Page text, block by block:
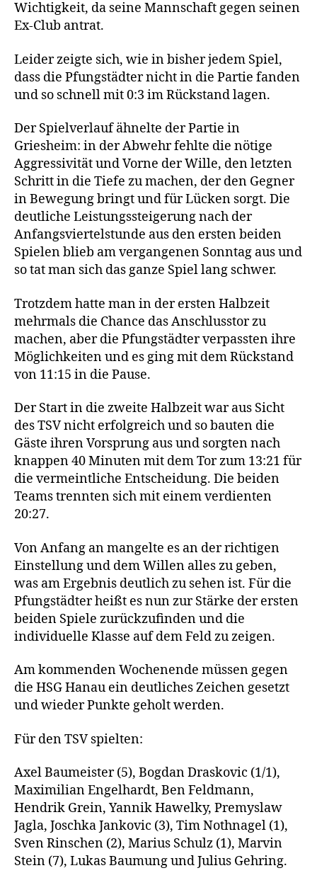
Wichtigkeit, da seine Mannschaft gegen seinen
Ex-Club antrat.
Leider zeigte sich, wie in bisher jedem Spiel,
dass die Pfungstädter nicht in die Partie fanden
und so schnell mit 0:3 im Rückstand lagen.
Der Spielverlauf ähnelte der Partie in
Griesheim: in der Abwehr fehlte die nötige
Aggressivität und Vorne der Wille, den letzten
Schritt in die Tiefe zu machen, der den Gegner
in Bewegung bringt und für Lücken sorgt. Die
deutliche Leistungssteigerung nach der
Anfangsviertelstunde aus den ersten beiden
Spielen blieb am vergangenen Sonntag aus und
so tat man sich das ganze Spiel lang schwer.
Trotzdem hatte man in der ersten Halbzeit
mehrmals die Chance das Anschlusstor zu
machen, aber die Pfungstädter verpassten ihre
Möglichkeiten und es ging mit dem Rückstand
von 11:15 in die Pause.
Der Start in die zweite Halbzeit war aus Sicht
des TSV nicht erfolgreich und so bauten die
Gäste ihren Vorsprung aus und sorgten nach
knappen 40 Minuten mit dem Tor zum 13:21 für
die vermeintliche Entscheidung. Die beiden
Teams trennten sich mit einem verdienten
20:27.
Von Anfang an mangelte es an der richtigen
Einstellung und dem Willen alles zu geben,
was am Ergebnis deutlich zu sehen ist. Für die
Pfungstädter heißt es nun zur Stärke der ersten
beiden Spiele zurückzufinden und die
individuelle Klasse auf dem Feld zu zeigen.
Am kommenden Wochenende müssen gegen
die HSG Hanau ein deutliches Zeichen gesetzt
und wieder Punkte geholt werden.
Für den TSV spielten:
Axel Baumeister (5), Bogdan Draskovic (1/1),
Maximilian Engelhardt, Ben Feldmann,
Hendrik Grein, Yannik Hawelky, Premyslaw
Jagla, Joschka Jankovic (3), Tim Nothnagel (1),
Sven Rinschen (2), Marius Schulz (1), Marvin
Stein (7), Lukas Baumung und Julius Gehring.